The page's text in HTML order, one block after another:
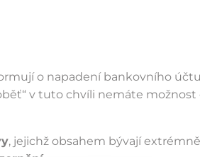
o napadení bankovního
v tuto chvíli nemáte
, jejichž obsahem bývají